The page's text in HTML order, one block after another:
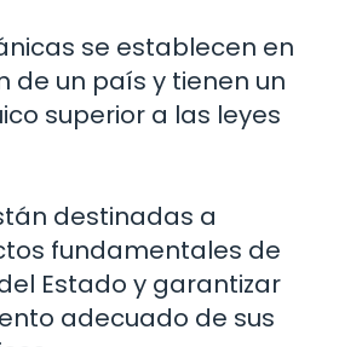
se establecen en
de un país y tienen un
superior a las leyes
destinadas a
fundamentales de
Estado y garantizar
adecuado de sus